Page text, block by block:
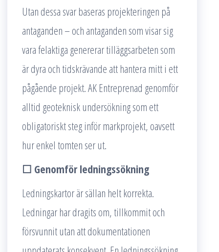
Utan dessa svar baseras projekteringen på
antaganden – och antaganden som visar sig
vara felaktiga genererar tilläggsarbeten som
är dyra och tidskrävande att hantera mitt i ett
pågående projekt. AK Entreprenad genomför
alltid geoteknisk undersökning som ett
obligatoriskt steg inför markprojekt, oavsett
hur enkel tomten ser ut.
☐ Genomför ledningssökning
Ledningskartor är sällan helt korrekta.
Ledningar har dragits om, tillkommit och
försvunnit utan att dokumentationen